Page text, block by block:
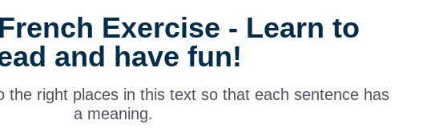
Exercise - Learn to
and have fun!
the right places in this text so that each sentence has
a meaning.